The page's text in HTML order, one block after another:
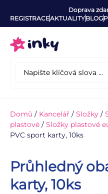
Doprava
REGISTRACEAKTUALITYBLOG
Domů / Kancelář / Složky /
plastové / Složky plastové
PVC sport karty, 10ks
Průhledný
karty, 10ks